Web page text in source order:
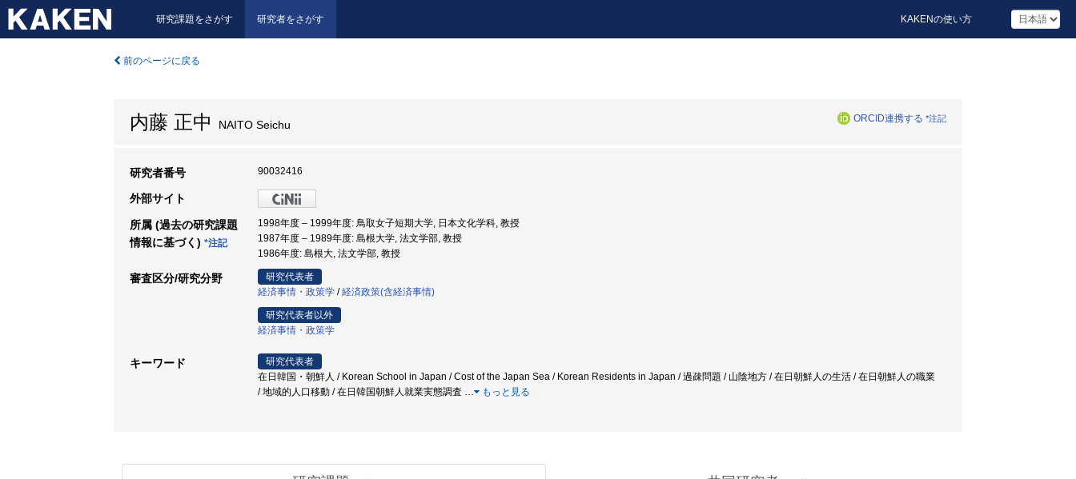
研究課題をさがす 研究者をさがす KAKENの使い方
前のページに戻る
内藤 正中 NAITO Seichu ORCID連携する *注記
研究者番号 90032416
外部サイト
所属 (過去の研究課題
情報に基づく) *注記
1998年度 – 1999年度: 鳥取女子短期大学, 日本文化学科, 教授
1987年度 – 1989年度: 島根大学, 法文学部, 教授
1986年度: 島根大, 法文学部, 教授
審査区分/研究分野
研究代表者
経済事情・政策学 /経済政策(含経済事情)
研究代表者以外
経済事情・政策学
キーワード
研究代表者
在日韓国・朝鮮人 / Korean School in Japan / Cost of the Japan Sea / Korean Residents in Japan / 過疎問題 / 山陰地方 / 在日朝鮮人の生活 / 在日朝鮮人の職業
/ 地域的人口移動 / 在日韓国朝鮮人就業実態調査 … もっと見る